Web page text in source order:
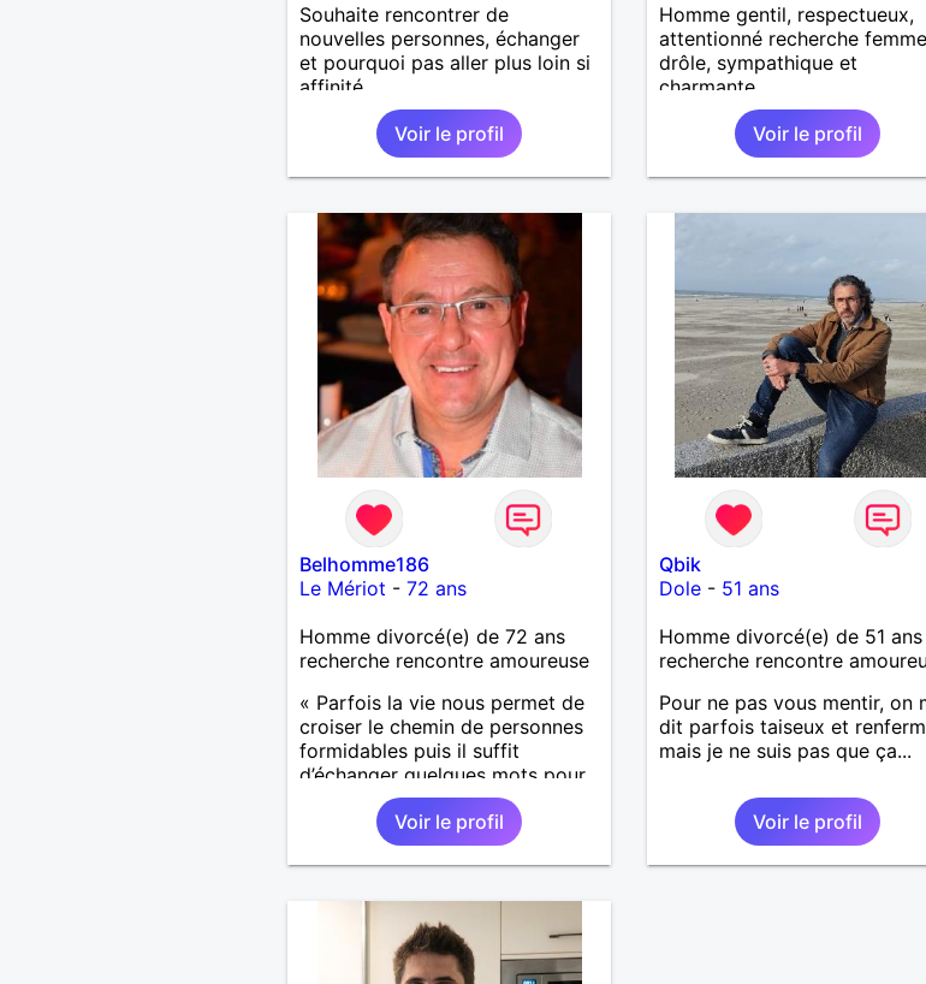
Souhaite rencontrer de
nouvelles personnes, échanger
et pourquoi pas aller plus loin si
affinité...
Voir le profil
Homme gentil, respectueux,
attentionné recherche femme
drôle, sympathique et
charmante
Voir le profil
Belhomme186
Le Mériot - 72 ans
Homme divorcé(e) de 72 ans
recherche rencontre amoureuse
« Parfois la vie nous permet de
croiser le chemin de personnes
formidables puis il suffit
d’échanger quelques mots pour
comprendre qu’elles deviennent
importantes et pour le reste de
notre vie. »
Voir le profil
Qbik
Dole- 51 ans
Homme divorcé(e) de 51 ans
recherche rencontre
Pour ne pas vous mentir, on
dit parfois taiseux et
mais je ne suis pas que ça...
Voir le profil